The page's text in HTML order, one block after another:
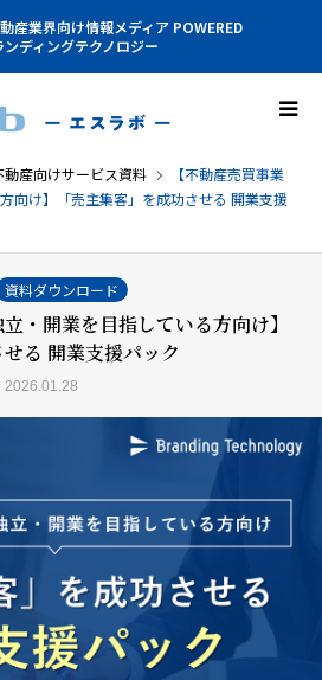
産業界向け情報メディア POWERED
ンディングテクノロジー
動産向けサービス資料
【不動産売買事業
向け】「売主集客」を成功させる 開業支援
資料ダウンロード
・開業を目指している方向け】
せる 開業支援パック
2026.01.28